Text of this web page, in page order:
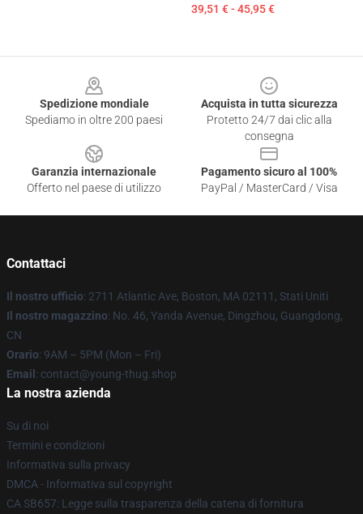
39,51 € - 45,95 €
Spedizione mondiale
Spediamo in oltre 200 paesi
Acquista in tutta sicurezza
Protetto 24/7 dai clic alla
consegna
Garanzia internazionale
Offerto nel paese di utilizzo
Pagamento sicuro al 100%
PayPal / MasterCard / Visa
Contattaci
Il nostro ufficio: 2711 Atlantic Ave, Boston, MA 02111, Stati Uniti
Il nostro magazzino: No. 46, Yanda Avenue, Dingzhou, Guangdong,
CN
Orario: 9AM – 5PM (Mon – Fri)
Email : contact@young-thug.shop
La nostra azienda
Su di noi
Termini e condizioni
Informativa sulla privacy
DMCA - Informativa sul copyright
CA SB657: Legge sulla trasparenza della catena di fornitura